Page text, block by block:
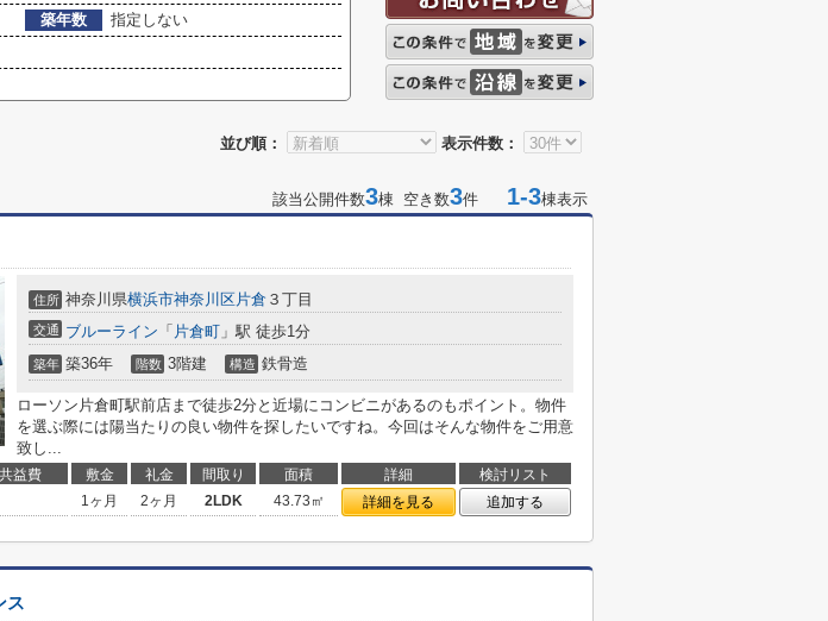
築年数
指定しない
並び順： 表示件数：
該当公開件数3棟 空き数3件 1-3棟表示
住所 神奈川県横浜市神奈川区片倉 ３丁目
交通 ブルーライン 「 片倉町 」駅 徒歩1分
築年 築36年 階数 3階建 構造 鉄骨造
ローソン片倉町駅前店まで徒歩2分と近場にコンビニがあるのもポイント。物件
を選ぶ際には陽当たりの良い物件を探したいですね。今回はそんな物件をご用意
致し...
益費 敷金 礼金 間取り 面積 詳細
検討リスト
1ヶ月 2ヶ月 2LDK 43.73㎡ 詳細を見る 追加する
ス